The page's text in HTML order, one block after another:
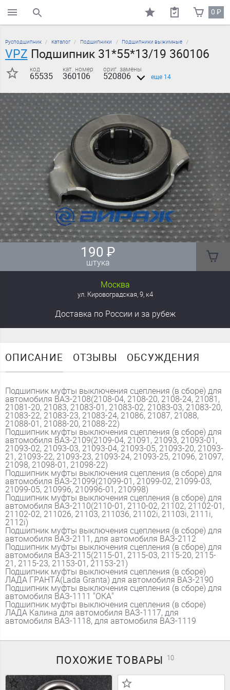
поиск по каталогу 0₽
Русподшипник Каталог Подшипники Подшипники выжимные
VPZ Подшипник 31*55*13/19 360106
код
65535
кат. номер
360106
ориг. замены
520806 еще 14
190₽
штука
Москва
ул. Кировоградская, 9, к4
Доставка по России и за рубеж
ОПИСАНИЕ ОТЗЫВЫ ОБСУЖДЕНИЯ
Подшипник муфты выключения сцепления (в сборе) для
автомобиля ВАЗ-2108(2108-04, 2108-20, 2108-24, 21081,
21081-20, 21083, 21083-01, 21083-02, 21083-03, 21083-20,
21083-22, 21083-23, 21083-24, 21086, 21087, 21088,
21088-01, 21088-20, 21088-22)
Подшипник муфты выключения сцепления (в сборе) для
автомобиля ВАЗ-2109(2109-04, 21091, 21093, 21093-01,
21093-02, 21093-03, 21093-04, 21093-05, 21093-20, 21093-
21, 21093-22, 21093-23, 21093-24, 21093-25, 21096, 21097,
21098, 21098-01, 21098-22)
Подшипник муфты выключения сцепления (в сборе) для
автомобиля ВАЗ-21099(21099-01, 21099-02, 21099-03,
21099-05, 210996, 210996-01, 210998)
Подшипник муфты выключения сцепления (в сборе) для
автомобиля ВАЗ-2110(2110-01, 2110-02, 21102, 21102-01,
21102-02, 211026, 21103, 211036, 21102i, 21103i, 2111i,
2112i)
Подшипник муфты выключения сцепления (в сборе) для
автомобиля ВАЗ-2111, для автомобиля ВАЗ-2112
Подшипник муфты выключения сцепления (в сборе) для
автомобиля ВАЗ-2115(2115-01, 2115-03, 2115-20, 2115-
21, 2115-23, 21153-01, 21153-21)
Подшипник муфты выключения сцепления (в сборе)
ЛАДА ГРАНТА(Lada Granta) для автомобиля ВАЗ-2190
Подшипник муфты выключения сцепления (в сборе) для
автомобиля ВАЗ-1111 "ОКА"
Подшипник муфты выключения сцепления (в сборе)
ЛАДА Калина для автомобиля ВАЗ-1117, для
автомобиля ВАЗ-1118, для автомобиля ВАЗ-1119
ПОХОЖИЕТОВАРЫ 10